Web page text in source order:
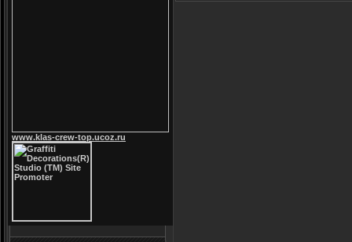
www.klas-crew-top.ucoz.ru